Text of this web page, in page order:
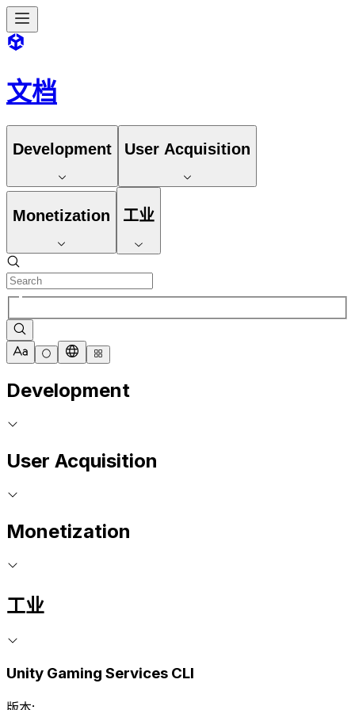
文档
Development User Acquisition
Monetization 工业
Development
User Acquisition
Monetization
工业
Unity Gaming Services CLI